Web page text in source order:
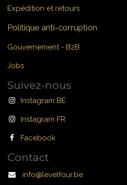
Expédition et retours
Politique anti-corruption
Gouvernement - B2B
Jobs
Suivez-nous
Instagram BE
Instagram FR
Facebook
Contact
info@levelfour.be